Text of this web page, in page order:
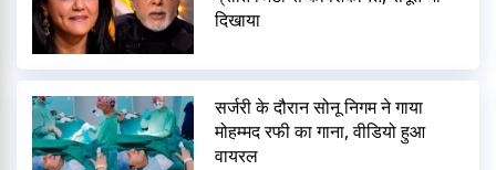
दिखाया
सर्जरी के दौरान सोनू निगम ने गाया
मोहम्मद रफी का गाना, वीडियो हुआ
वायरल